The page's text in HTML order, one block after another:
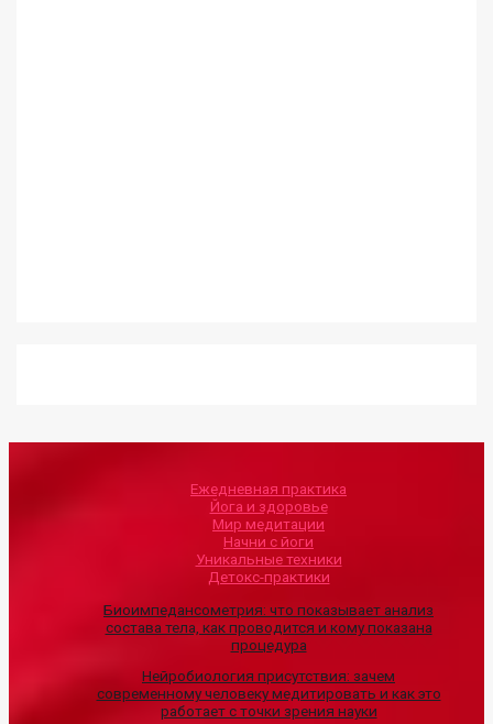
Ежедневная практика
Йога и здоровье
Мир медитации
Начни с йоги
Уникальные техники
Детокс-практики
Биоимпедансометрия: что показывает анализ
состава тела, как проводится и кому показана
процедура
Нейробиология присутствия: зачем
современному человеку медитировать и как это
работает с точки зрения науки